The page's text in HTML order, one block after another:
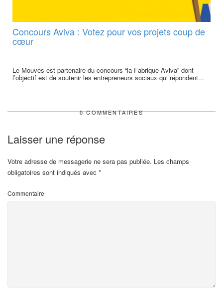
Concours Aviva : Votez pour vos projets coup de
cœur
Le Mouves est partenaire du concours “la Fabrique Aviva” dont
l’objectif est de soutenir les entrepreneurs sociaux qui répondent...
0 COMMENTAIRES
Laisser une réponse
Votre adresse de messagerie ne sera pas publiée. Les champs
obligatoires sont indiqués avec *
Commentaire